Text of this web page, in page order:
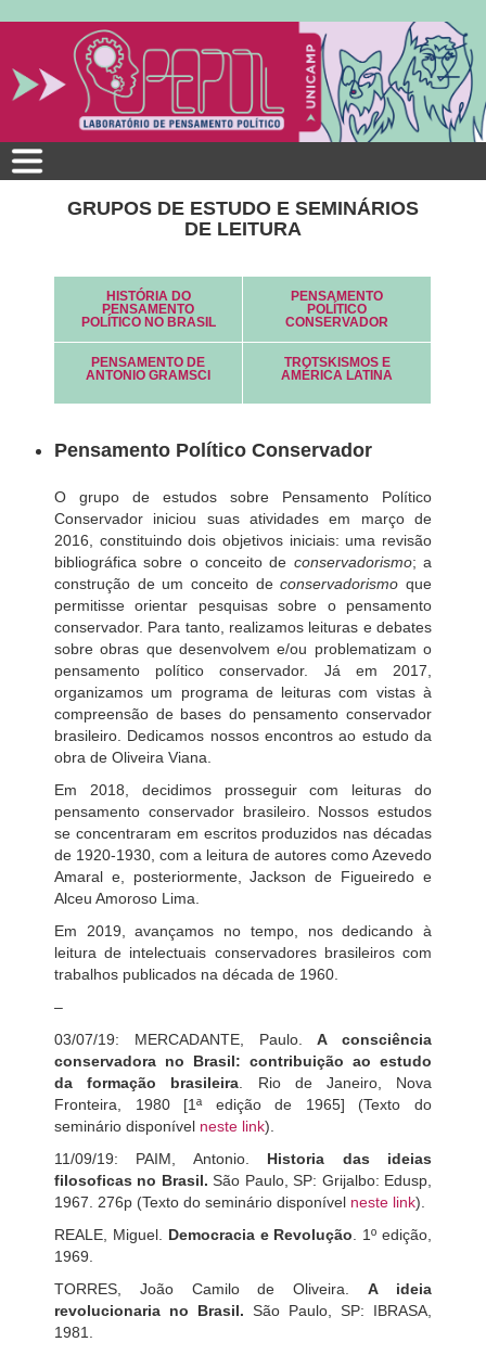
conteúdo
GRUPOS DE ESTUDO E SEMINÁRIOS
DE LEITURA
HISTÓRIA DO
PENSAMENTO
POLÍTICO NO BRASIL
PENSAMENTO
POLÍTICO
CONSERVADOR
PENSAMENTO DE
ANTONIO GRAMSCI
TROTSKISMOS E
AMÉRICA LATINA
Pensamento Político Conservador
O grupo de estudos sobre Pensamento Político
Conservador iniciou suas atividades em março de
2016, constituindo dois objetivos iniciais: uma revisão
bibliográfica sobre o conceito de conservadorismo; a
construção de um conceito deconservadorismo que
permitisse orientar pesquisas sobre o pensamento
conservador. Para tanto, realizamos leituras e debates
sobre obras que desenvolvem e/ou problematizam o
pensamento político conservador. Já em 2017,
organizamos um programa de leituras com vistas à
compreensão de bases do pensamento conservador
brasileiro. Dedicamos nossos encontros ao estudo da
obra de Oliveira Viana.
Em 2018, decidimos prosseguir com leituras do
pensamento conservador brasileiro. Nossos estudos
se concentraram em escritos produzidos nas décadas
de 1920-1930, com a leitura de autores como Azevedo
Amaral e, posteriormente, Jackson de Figueiredo e
Alceu Amoroso Lima.
Em 2019, avançamos no tempo, nos dedicando à
leitura de intelectuais conservadores brasileiros com
trabalhos publicados na década de 1960.
–
03/07/19: MERCADANTE, Paulo.A consciência
conservadora no Brasil: contribuição ao estudo
da formação brasileira . Rio de Janeiro, Nova
Fronteira, 1980 [1ª edição de 1965] (Texto do
seminário disponível neste link).
11/09/19: PAIM, Antonio.
Historia das ideias
filosoficas no Brasil. São Paulo, SP: Grijalbo: Edusp,
1967. 276p (Texto do seminário disponível neste link).
REALE, Miguel. Democracia e Revolução . 1º edição,
1969.
TORRES, João Camilo de Oliveira.
A ideia
revolucionaria no Brasil. São Paulo, SP: IBRASA,
1981.